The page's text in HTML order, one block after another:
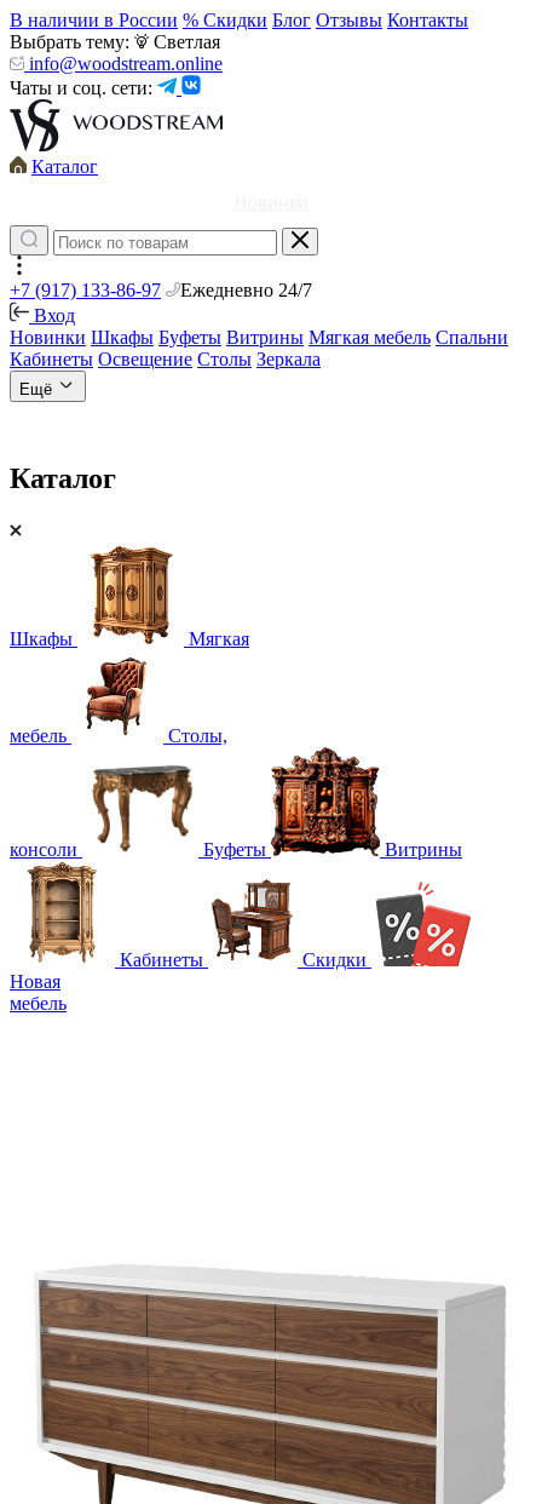
В наличии в России % Скидки Блог Отзывы Контакты
Выбрать тему:
Светлая
info@woodstream.online
Чаты и соц. сети:
Каталог
+7 (917) 133-86-97
Ежедневно 24/7
Вход
Новинки Шкафы Буфеты Витрины Мягкая мебель Спальни
Кабинеты Освещение Столы Зеркала
Ещё
Каталог
Шкафы Мягкая
мебель Столы,
консоли Буфеты Витрины
Кабинеты
Скидки
Новая
мебель